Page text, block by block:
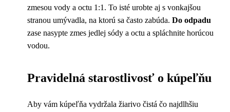
zmesou vody a octu 1:1. To isté urobte aj s vonkajšou
stranou umývadla, na ktorú sa často zabúda. Do odpadu
zase nasypte zmes jedlej sódy a octu a spláchnite horúcou
vodou.
Pravidelná starostlivosť o kúpeľňu
Aby vám kúpeľňa vydržala žiarivo čistá čo najdlhšiu